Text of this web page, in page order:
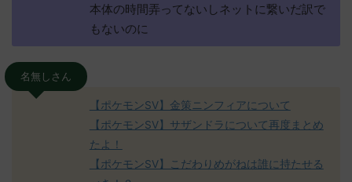
本体の時間弄ってないしネットに繋いだ訳で
もないのに
名無しさん
【ポケモンSV】金策ニンフィアについて
【ポケモンSV】サザンドラについて再度まとめ
たよ！
【ポケモンSV】こだわりめがねは誰に持たせる